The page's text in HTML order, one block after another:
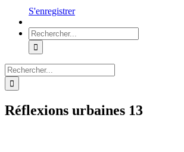
S'enregistrer
Rechercher:
Rechercher:
Réflexions urbaines 13